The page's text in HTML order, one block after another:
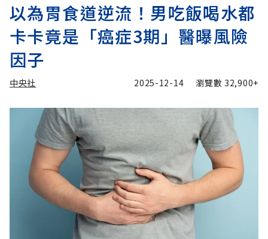
以為胃食道逆流！男吃飯喝水都
卡卡竟是「癌症3期」醫曝風險
因子
中央社 2025-12-14 瀏覽數 32,900+